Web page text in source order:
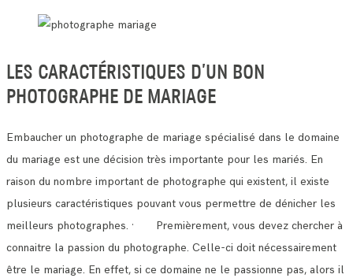
LES CARACTÉRISTIQUES D’UN BON
PHOTOGRAPHE DE MARIAGE
Embaucher un photographe de mariage spécialisé dans le domaine
du mariage est une décision très importante pour les mariés. En
raison du nombre important de photographe qui existent, il existe
plusieurs caractéristiques pouvant vous permettre de dénicher les
meilleurs photographes. · Premièrement, vous devez chercher à
connaitre la passion du photographe. Celle-ci doit nécessairement
être le mariage. En effet, si ce domaine ne le passionne pas, alors il